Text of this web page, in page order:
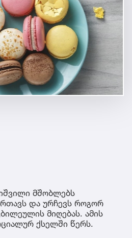
მშობლებს
და ურჩევს როგორ
მიღებას. ამის
ქსელში წერს.